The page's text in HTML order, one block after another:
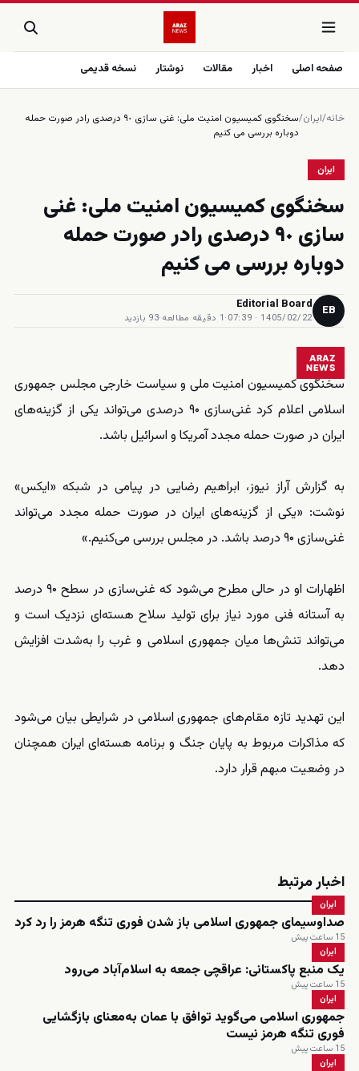
صفحه اصلی اخبار مقالات نوشتار نسخه قدیمی
خانه/ایران/
سخنگوی كميسيون امنيت ملى: غنى سازى ٩٠ درصدى رادر صورت حمله
دوباره بررسى مى كنيم
ایران
سخنگوی كميسيون امنيت ملى: غنى
سازى ٩٠ درصدى رادر صورت حمله
دوباره بررسى مى كنيم
EB
Editorial Board
1405/02/22 · 07:39
·1 دقیقه مطالعه ·93 بازدید
ARAZ
NEWS
سخنگوی کمیسیون امنیت ملی و سیاست خارجی مجلس جمهوری
اسلامی اعلام کرد غنی‌سازی ۹۰ درصدی می‌تواند یکی از گزینه‌های
ایران در صورت حمله مجدد آمریکا و اسرائیل باشد.
به گزارش آراز نیوز، ابراهیم رضایی در پیامی در شبکه «ایکس»
نوشت: «یکی از گزینه‌های ایران در صورت حمله مجدد می‌تواند
غنی‌سازی ۹۰ درصد باشد. در مجلس بررسی می‌کنیم.»
اظهارات او در حالی مطرح می‌شود که غنی‌سازی در سطح ۹۰ درصد
به آستانه فنی مورد نیاز برای تولید سلاح هسته‌ای نزدیک است و
می‌تواند تنش‌ها میان جمهوری اسلامی و غرب را به‌شدت افزایش
دهد.
این تهدید تازه مقام‌های جمهوری اسلامی در شرایطی بیان می‌شود
که مذاکرات مربوط به پایان جنگ و برنامه هسته‌ای ایران همچنان
در وضعیت مبهم قرار دارد.
اخبار مرتبط
ایران
صداوسیمای جمهوری اسلامی باز شدن فوری تنگه هرمز را رد کرد
15 ساعت پیش
ایران
یک منبع پاکستانی: عراقچی جمعه به اسلام‌آباد می‌رود
15 ساعت پیش
ایران
جمهوری اسلامی می‌گوید توافق با عمان به‌معنای بازگشایی
فوری تنگه هرمز نیست
15 ساعت پیش
ایران